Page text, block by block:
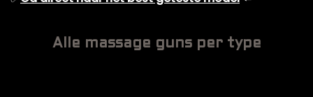
Alle massage guns per type